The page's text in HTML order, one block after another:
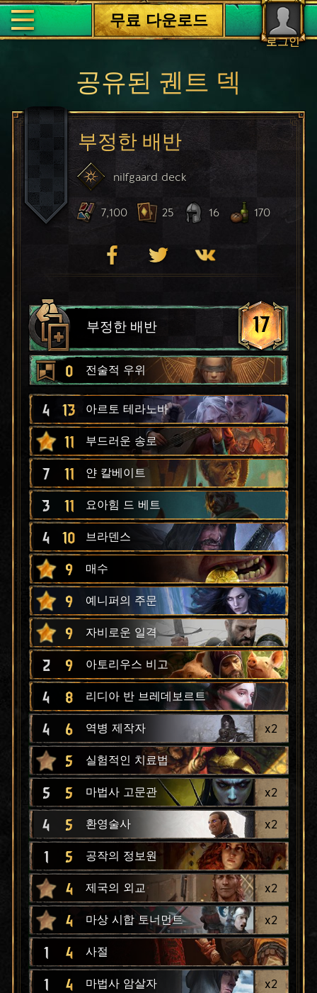
로그인
무료 다운로드
공유된 궨트 덱
부정한 배반
nilfgaard deck
7,100 25 16 170
부정한 배반 17
0 전술적 우위
4 13 아르토 테라노바
11 부드러운 송로
7 11 얀 칼베이트
3 11 요아힘 드 베트
4 10 브라덴스
9 매수
9 예니퍼의 주문
9 자비로운 일격
2 9 아토리우스 비고
4 8 리디아 반 브레데보르트
4 6 역병 제작자 x2
5 실험적인 치료법
5 5 마법사 고문관 x2
4 5 환영술사 x2
1 5 공작의 정보원
4 제국의 외교 x2
4 마상 시합 토너먼트 x2
1 4 사절
1 4 마법사 암살자 x2